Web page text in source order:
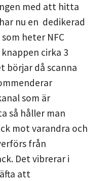
med att hitta
nu en dedikerad
heter NFC
cirka 3
börjar då scanna
som är
så håller man
mot varandra och
från
Det vibrerar i
att